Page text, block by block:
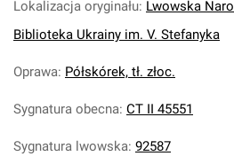
Lokalizacja oryginału: Lwowska
Biblioteka Ukrainy im. V. Stefanyka
Oprawa: Półskórek, tł. złoc.
Sygnatura obecna: CT II 45551
Sygnatura lwowska: 92587